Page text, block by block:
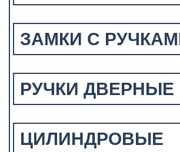
ЗАМКИ С
РУЧКИ ДВЕРНЫЕ
ЦИЛИНДРОВЫЕ